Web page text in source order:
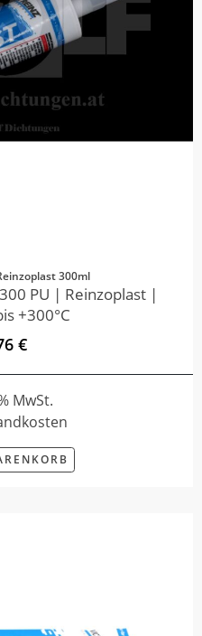
300ml
PU | Reinzoplast |
+300°C
€
MwSt.